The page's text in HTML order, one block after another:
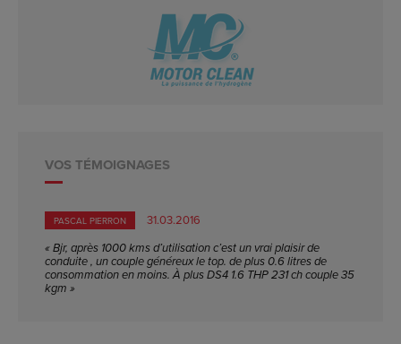
VOS TÉMOIGNAGES
PASCAL PIERRON 31.03.2016
« Bjr, après 1000 kms d’utilisation c’est un vrai plaisir de
conduite , un couple généreux le top. de plus 0.6 litres de
consommation en moins. À plus DS4 1.6 THP 231 ch couple 35
kgm »